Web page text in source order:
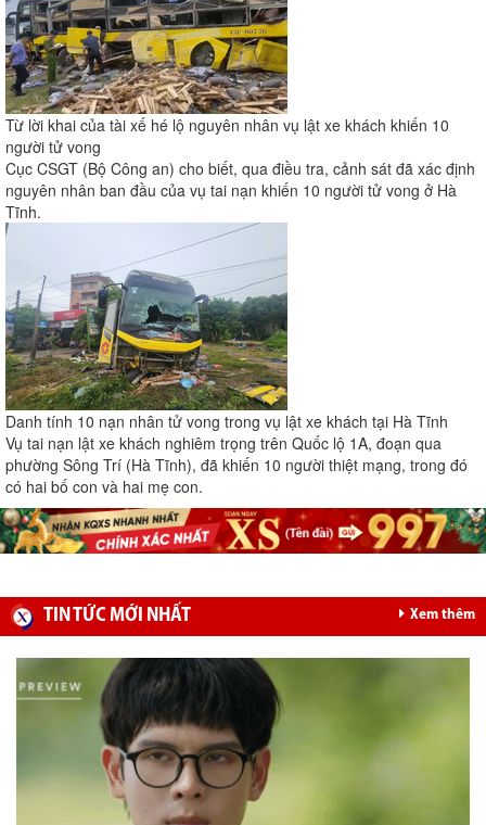
Từ lời khai của tài xế hé lộ nguyên nhân vụ lật xe khách khiến 10
người tử vong
Cục CSGT (Bộ Công an) cho biết, qua điều tra, cảnh sát đã xác định
nguyên nhân ban đầu của vụ tai nạn khiến 10 người tử vong ở Hà
Tĩnh.
Danh tính 10 nạn nhân tử vong trong vụ lật xe khách tại Hà Tĩnh
Vụ tai nạn lật xe khách nghiêm trọng trên Quốc lộ 1A, đoạn qua
phường Sông Trí (Hà Tĩnh), đã khiến 10 người thiệt mạng, trong đó
có hai bố con và hai mẹ con.
TIN TỨC MỚI NHẤT Xem thêm